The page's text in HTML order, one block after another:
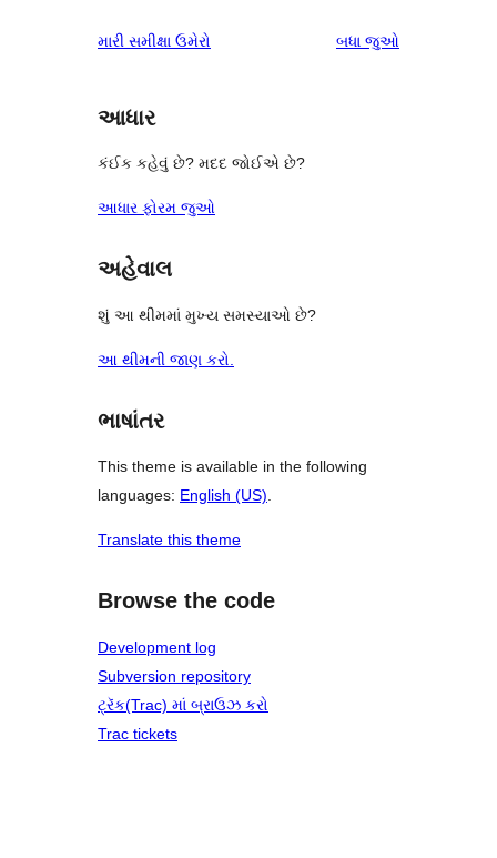
સમીક્ષાઓ
સ્ટાર
મારી સમીક્ષા ઉમેરો બધા સમીક્ષાઓ
જુઓ
આધાર
કંઈક કહેવું છે? મદદ જોઈએ છે?
આધાર ફોરમ જુઓ
અહેવાલ
શું આ થીમમાં મુખ્ય સમસ્યાઓ છે?
આ થીમની જાણ કરો.
ભાષાંતર
This theme is available in the following
languages: English (US).
Translate this theme
Browse the code
Development log
Subversion repository
ટ્રૅક(Trac) માં બ્રાઉઝ કરો
Trac tickets